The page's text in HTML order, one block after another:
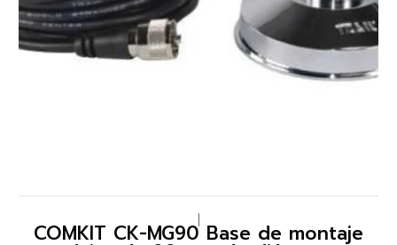
COMKIT CK-MG90 Base de montaje